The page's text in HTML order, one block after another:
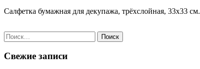
Салфетка бумажная для декупажа, трёхслойная, 33х33 см.
Найти:
Свежие записи